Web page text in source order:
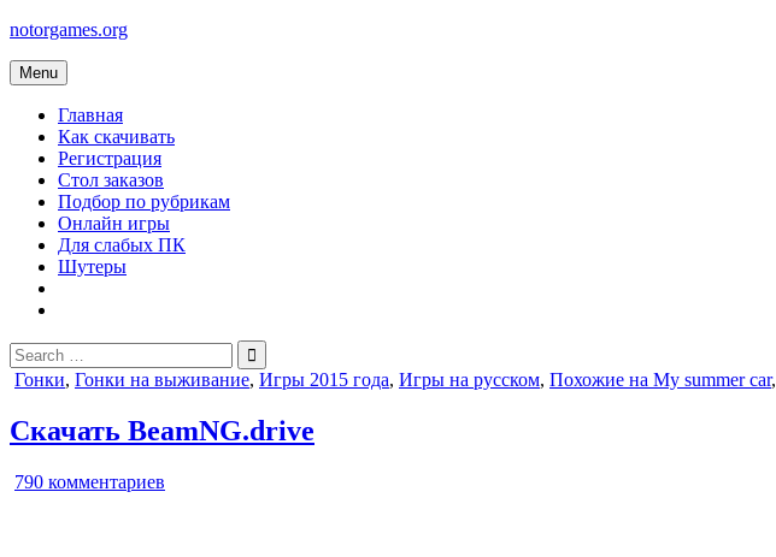
Skip
content
notorgames.org
Menu
Главная
Как скачивать
Регистрация
Стол заказов
Подбор по рубрикам
Онлайн игры
Для слабых ПК
Шутеры
Search
for:
Posted
Гонки, Гонки на выживание, Игры 2015 года, Игры на русском, Похожие на My summer car,
Скачать BeamNG.drive
790 комментариев